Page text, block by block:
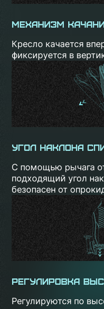
Механизм
Кресло качается
фиксируется в
Угол наклона
С помощью рычага
подходящий угол
безопасен от
Регулировка
Регулируются по